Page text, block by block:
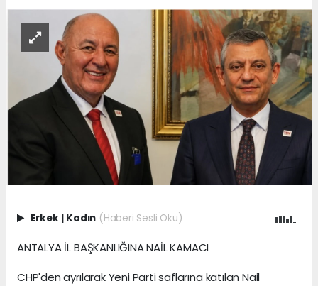
Erkek Kadın (Haberi Sesli Oku)
ANTALYA İL BAŞKANLIĞINA NAİL KAMACI
CHP'den ayrılarak Yeni Parti saflarına katılan Nail